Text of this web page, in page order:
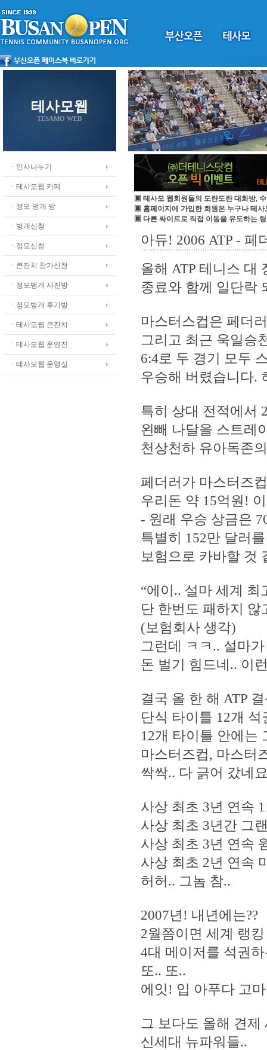
테사모웹
TESAMO WEB
ㆍ인사나누기
ㆍ테사모웹 카페
ㆍ정모 벙개 방
ㆍ벙개신청
ㆍ정모신청
ㆍ큰잔치 참가신청
ㆍ정모벙개 사진방
ㆍ정모벙개 후기방
ㆍ테사모웹 큰잔치
ㆍ테사모웹 운영진
ㆍ테사모웹 운영실
▣ 테사모 웹회원들의 도란도란 대화방,
▣ 홈페이지에 가입한 회원은 누구나 테사
▣ 다른 싸이트로 직접 이동을 유도하는
아듀! 2006 ATP - 페
올해 ATP 테니스 대
종료와 함께 일단락
마스터스컵은 페더
그리고 최근 욱일승
6:4로 두 경기 모두
우승해 버렸습니다.
특히 상대 전적에서
왼빼 나달을 스트레
천상천하 유아독존
페더러가 마스터즈
우리돈 약 15억원!
- 원래 우승 상금은
특별히 152만 달러
보험으로 카바할 것
“에이.. 설마 세계
단 한번도 패하지 않
(보험회사 생각)
그런데 ㅋㅋ.. 설마
돈 벌기 힘드네.. 이
결국 올 한 해 ATP
단식 타이틀 12개
12개 타이틀 안에는
마스터즈컵, 마스터
싹싹.. 다 긁어 갔네
사상 최초 3년 연속
사상 최초 3년간 그
사상 최초 3년 연속
사상 최초 2년 연속
허허.. 그놈 참..
2007년! 내년에는??
2월쯤이면 세계 랭
4대 메이저를 석권
또.. 또..
에잇! 입 아푸다 고
그 보다도 올해 견제
신세대 뉴파워들..